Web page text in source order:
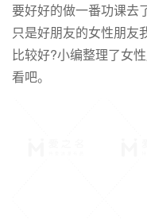
要好好的做一番功课去
只是好朋友的女性朋友
比较好?小编整理了女
看吧。